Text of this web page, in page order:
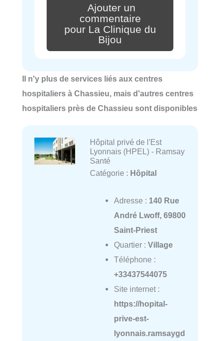
Ajouter un
commentaire
pour La Clinique du
Bijou
Il n'y plus de services liés aux centres
hospitaliers à Chassieu, mais d'autres centres
hospitaliers près de Chassieu sont disponibles
Hôpital privé de l'Est
Lyonnais (HPEL) - Ramsay
Santé
Catégorie : Hôpital
Adresse : 140 Rue
André Lwoff, 69800
Saint-Priest
Quartier : Village
Téléphone :
+33437544075
Site internet :
https://hopital-
prive-est-
lyonnais.ramsaygd